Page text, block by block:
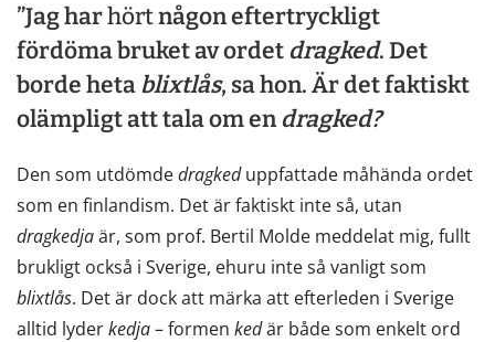
”Jag harhörtnågon eftertryckligt
fördöma bruket av ordetdragked. Det
borde hetablixtlås, sa hon. Är det faktiskt
olämpligt att tala om endragked?
Den som utdömdedragkeduppfattade måhända ordet
som en finlandism. Det är faktiskt inte så, utan
dragkedjaär, som prof. Bertil Molde meddelat mig, fullt
brukligt också i Sverige, ehuru inte så vanligt som
blixtlås. Det är dock att märka att efterleden i Sverige
alltid lyderkedja– formen kedär både som enkelt ord